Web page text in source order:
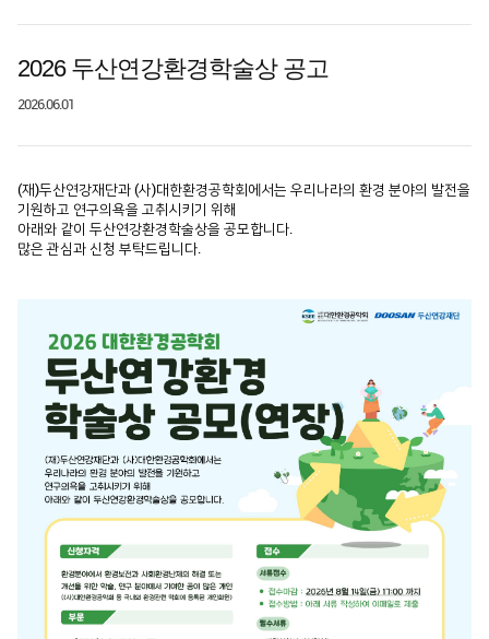
2026 두산연강환경학술상 공고
2026.06.01
(재)두산연강재단과 (사)대한환경공학회에서는 우리나라의 환경 분야의 발전을
기원하고 연구의욕을 고취시키기 위해
아래와 같이 두산연강환경학술상을 공모합니다.
많은 관심과 신청 부탁드립니다.